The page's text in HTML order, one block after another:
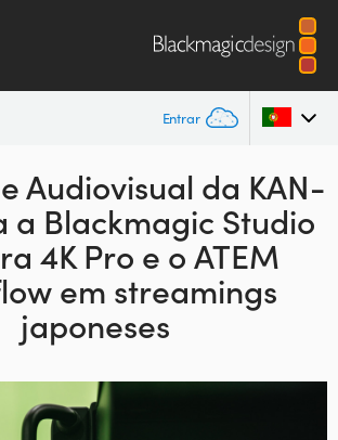
Entrar
Audiovisual da KAN-
a Blackmagic Studio
4K Pro e o ATEM
em streamings
japoneses